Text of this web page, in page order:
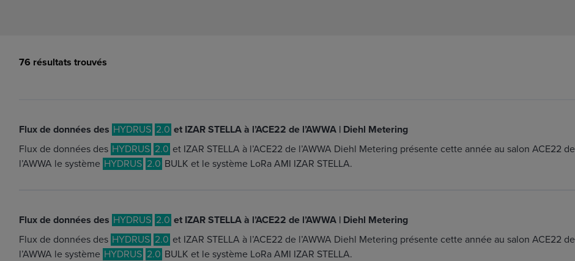
76 résultats trouvés
Flux de données des HYDRUS 2.0 et IZAR STELLA à l’ACE22 de l’AWWA | Diehl Metering
Flux de données des HYDRUS 2.0 et IZAR STELLA à l’ACE22 de l’AWWA Diehl Metering présente cette année au salon ACE22 de
l’AWWA le système HYDRUS 2.0 BULK et le système LoRa AMI IZAR STELLA.
Flux de données des HYDRUS 2.0 et IZAR STELLA à l’ACE22 de l’AWWA | Diehl Metering
Flux de données des HYDRUS 2.0 et IZAR STELLA à l’ACE22 de l’AWWA Diehl Metering présente cette année au salon ACE22 de
l’AWWA le système HYDRUS 2.0 BULK et le système LoRa AMI IZAR STELLA.